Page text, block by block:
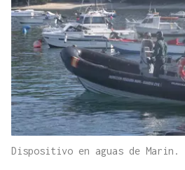
Dispositivo en aguas de Marin.